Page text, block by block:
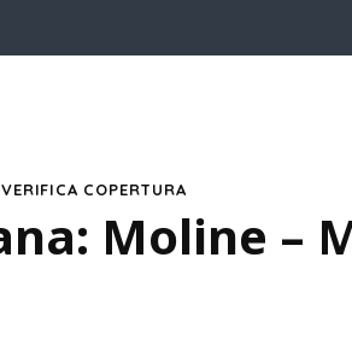
VERIFICA COPERTURA
Moline –